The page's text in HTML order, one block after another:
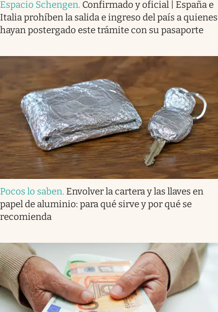
Espacio Schengen. Confirmado y oficial | España e
Italia prohíben la salida e ingreso del país a quienes
hayan postergado este trámite con su pasaporte
Pocos lo saben. Envolver la cartera y las llaves en
papel de aluminio: para qué sirve y por qué se
recomienda